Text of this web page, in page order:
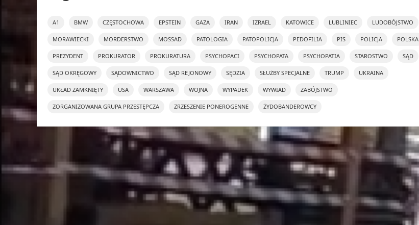
A1 BMW CZĘSTOCHOWA EPSTEIN GAZA IRAN IZRAEL KATOWICE LUBLINIEC LUDOBÓJSTWO
MORAWIECKI MORDERSTWO MOSSAD PATOLOGIA PATOPOLICJA PEDOFILIA PIS POLICJA POLSKA
PREZYDENT PROKURATOR PROKURATURA PSYCHOPACI PSYCHOPATA PSYCHOPATIA STAROSTWO SĄD
SĄD OKRĘGOWY SĄDOWNICTWO SĄD REJONOWY SĘDZIA SŁUŻBY SPECJALNE TRUMP UKRAINA
UKŁAD ZAMKNIĘTY USA WARSZAWA WOJNA WYPADEK WYWIAD ZABÓJSTWO
ZORGANIZOWANA GRUPA PRZESTĘPCZA ZRZESZENIE PONEROGENNE ŻYDOBANDEROWCY